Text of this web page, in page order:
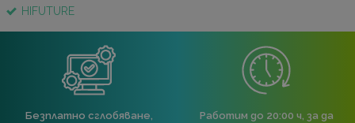
HIFUTURE
Безплатно сглобяване,
Работим до 20:00 ч, за да